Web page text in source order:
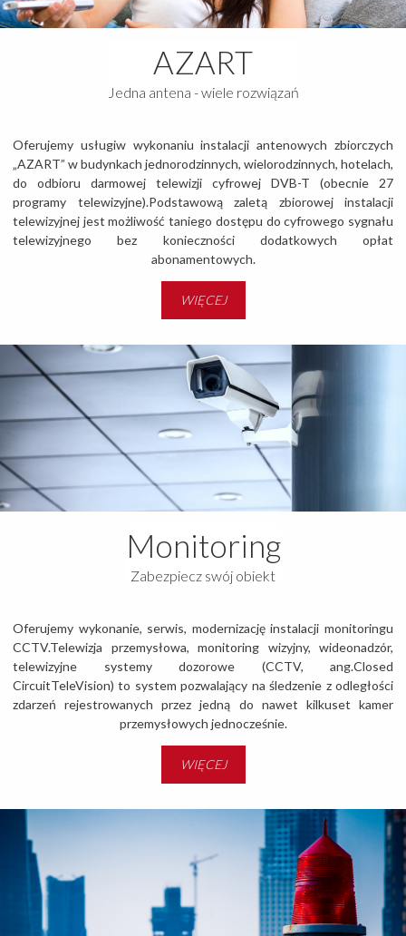
AZART
Jedna antena - wiele rozwiązań
Oferujemy usługiw wykonaniu instalacji antenowych zbiorczych
„AZART” w budynkach jednorodzinnych, wielorodzinnych, hotelach,
do odbioru darmowej telewizji cyfrowej DVB-T (obecnie 27
programy telewizyjne).Podstawową zaletą zbiorowej instalacji
telewizyjnej jest możliwość taniego dostępu do cyfrowego sygnału
telewizyjnego bez konieczności dodatkowych opłat
abonamentowych.
WIĘCEJ
Monitoring
Zabezpiecz swój obiekt
Oferujemy wykonanie, serwis, modernizację instalacji monitoringu
CCTV.Telewizja przemysłowa, monitoring wizyjny, wideonadzór,
telewizyjne systemy dozorowe (CCTV, ang.Closed
CircuitTeleVision) to system pozwalający na śledzenie z odległości
zdarzeń rejestrowanych przez jedną do nawet kilkuset kamer
przemysłowych jednocześnie.
WIĘCEJ